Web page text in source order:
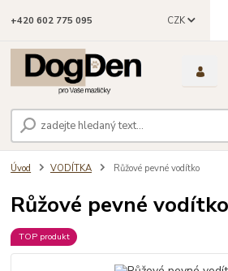
CZK
+420 602 775 095
Úvod VODÍTKA Růžové pevné vodítko
Růžové pevné vodítko
TOP produkt